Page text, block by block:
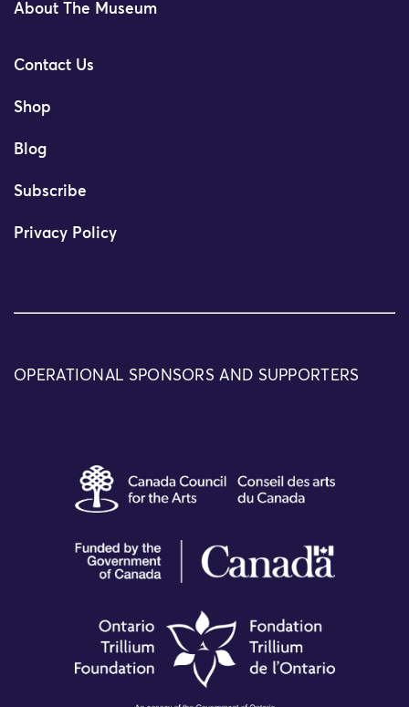
About The Museum
Contact Us
Shop
Blog
Subscribe
Privacy Policy
OPERATIONAL SPONSORS AND SUPPORTERS